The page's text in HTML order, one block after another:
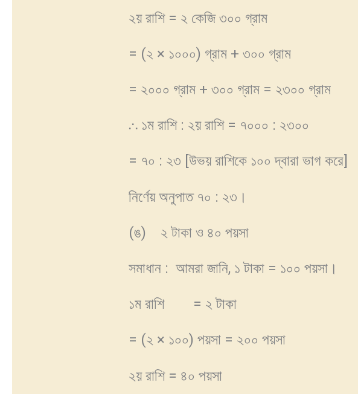
২য় রাশি = ২ কেজি ৩০০ গ্রাম
= (২ × ১০০০) গ্রাম + ৩০০ গ্রাম
= ২০০০ গ্রাম + ৩০০ গ্রাম = ২৩০০ গ্রাম
⸫ ১ম রাশি : ২য় রাশি = ৭০০০ : ২৩০০
= ৭০ : ২৩ [উভয় রাশিকে ১০০ দ্বারা ভাগ করে]
নির্ণেয় অনুপাত ৭০ : ২৩।
(ঙ) ২ টাকা ও ৪০ পয়সা
সমাধান : আমরা জানি, ১ টাকা = ১০০ পয়সা।
১ম রাশি = ২ টাকা
= (২ × ১০০) পয়সা = ২০০ পয়সা
২য় রাশি = ৪০ পয়সা